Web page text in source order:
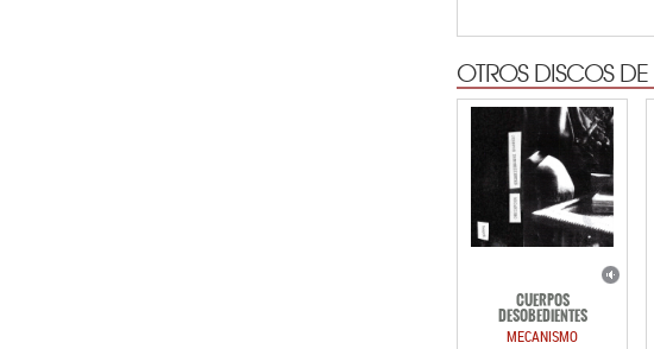
OTROS DISCOS DE
CUERPOS
DESOBEDIENTES
MECANISMO